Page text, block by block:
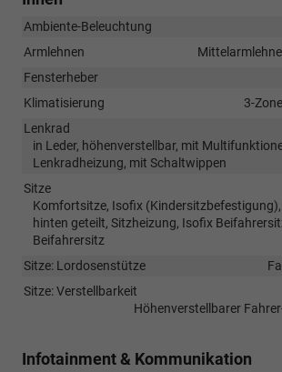
Ambiente-Beleuchtung
Armlehnen
Fensterheber
Klimatisierung
3-
Lenkrad
in Leder, höhenverstellbar, mit
Lenkradheizung, mit Schaltwippen
Sitze
Komfortsitze, Isofix
hinten geteilt, Sitzheizung, Isofix
Beifahrersitz
Sitze: Lordosenstütze
Sitze: Verstellbarkeit
Höhenverstellbarer
Infotainment & Kommunikation